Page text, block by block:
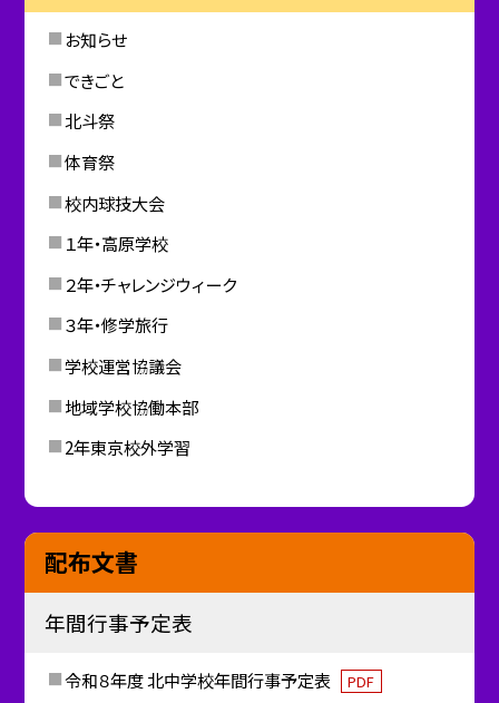
お知らせ
できごと
北斗祭
体育祭
校内球技大会
１年・高原学校
２年・チャレンジウィーク
３年・修学旅行
学校運営協議会
地域学校協働本部
2年東京校外学習
配布文書
年間行事予定表
令和８年度 北中学校年間行事予定表 PDF